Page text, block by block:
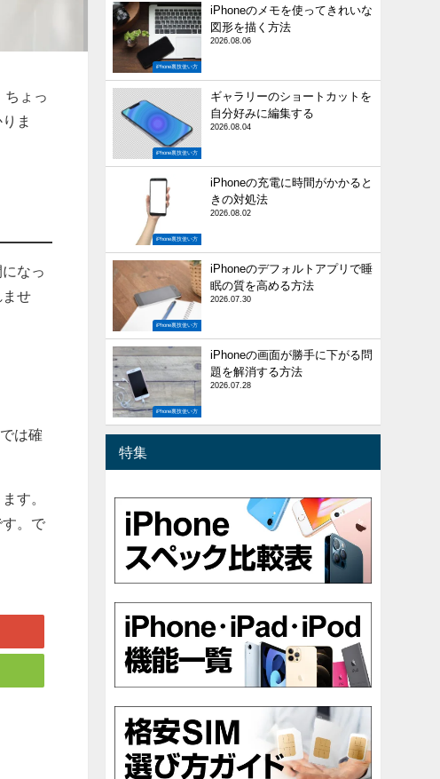
ちょっ
ま
なっ
ませ
は確
す。
。で
iPhone裏技使い方
iPhoneのメモを使ってきれいな
図形を描く方法
2026.08.06
iPhone裏技使い方
ギャラリーのショートカットを
自分好みに編集する
2026.08.04
iPhone裏技使い方
iPhoneの充電に時間がかかると
きの対処法
2026.08.02
iPhone裏技使い方
iPhoneのデフォルトアプリで睡
眠の質を高める方法
2026.07.30
iPhone裏技使い方
iPhoneの画面が勝手に下がる問
題を解消する方法
2026.07.28
特集